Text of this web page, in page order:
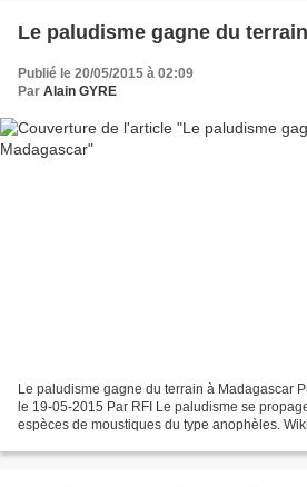
Le paludisme gagne du
Publié le 20/05/2015 à 02:09
Par Alain GYRE
Le paludisme gagne du terrain à Madagascar
le 19-05-2015 Par RFI Le paludisme se
espèces de moustiques du type anophèles.